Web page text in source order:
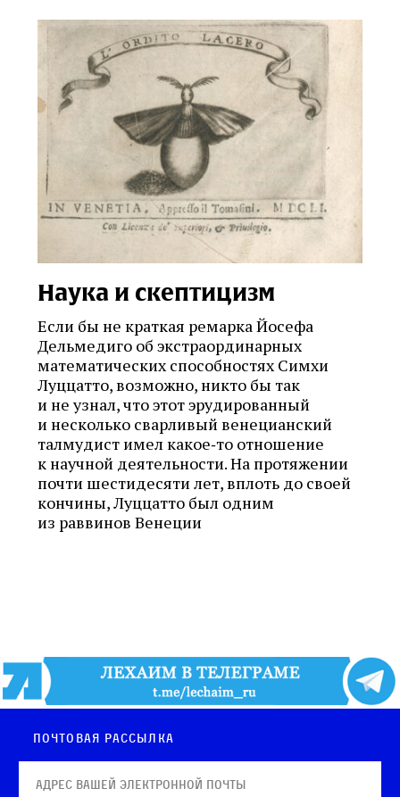
Наука и скептицизм
Если бы не краткая ремарка Йосефа
Дельмедиго об экстраординарных
математических способностях Симхи
Луццатто, возможно, никто бы так
и не узнал, что этот эрудированный
и несколько сварливый венецианский
талмудист имел какое‑то отношение
к научной деятельности. На протяжении
почти шестидесяти лет, вплоть до своей
кончины, Луццатто был одним
из раввинов Венеции
Почтовая рассылка